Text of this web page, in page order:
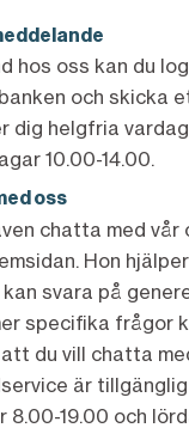
hos oss kan du
och skicka
dig helgfria
10.00-14.00.
oss
chatta med
Hon
svara på
specifika frågor
du vill chatta
är
8.00-19.00 och